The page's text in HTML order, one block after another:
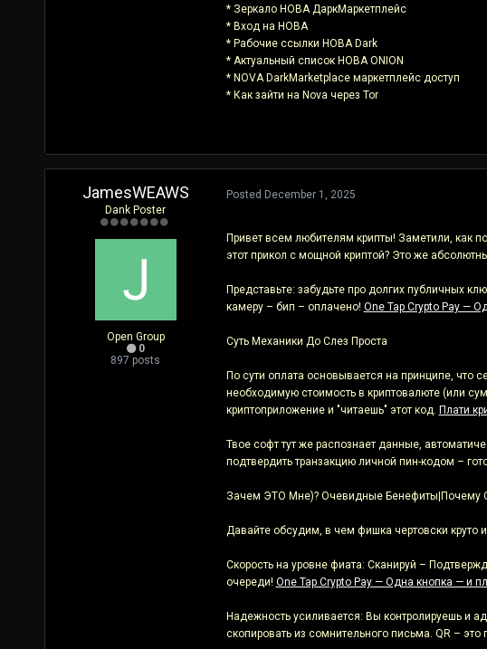
* Зеркало НОВА ДаркМаркетплейс
* Вход на НОВА
* Рабочие ссылки НОВА Dark
* Актуальный список НОВА ONION
* NOVA DarkMarketplace маркетплейс доступ
* Как зайти на Nova через Tor
JamesWEAWS
Dank Poster
Open Group
0
897 posts
Posted December 1, 2025
Привет всем любителям крипты! Заметили, как
этот прикол с мощной криптой? Это же
Представьте: забудьте про долгих публичных
камеру – бип – оплачено! One Tap Crypto Pay —
Суть Механики До Слез Проста
По сути оплата основывается на принципе, что
необходимую стоимость в криптовалюте (или
криптоприложение и "читаешь" этот код. Плати
Твое софт тут же распознает данные,
подтвердить транзакцию личной пин-кодом –
Зачем ЭТО Мне)? Очевидные Бенефиты|Почему
Давайте обсудим, в чем фишка чертовски круто
Скорость на уровне фиата: Сканируй –
очереди! One Tap Crypto Pay — Одна кнопка — и
Надежность усиливается: Вы контролируешь и
скопировать из сомнительного письма. QR – это